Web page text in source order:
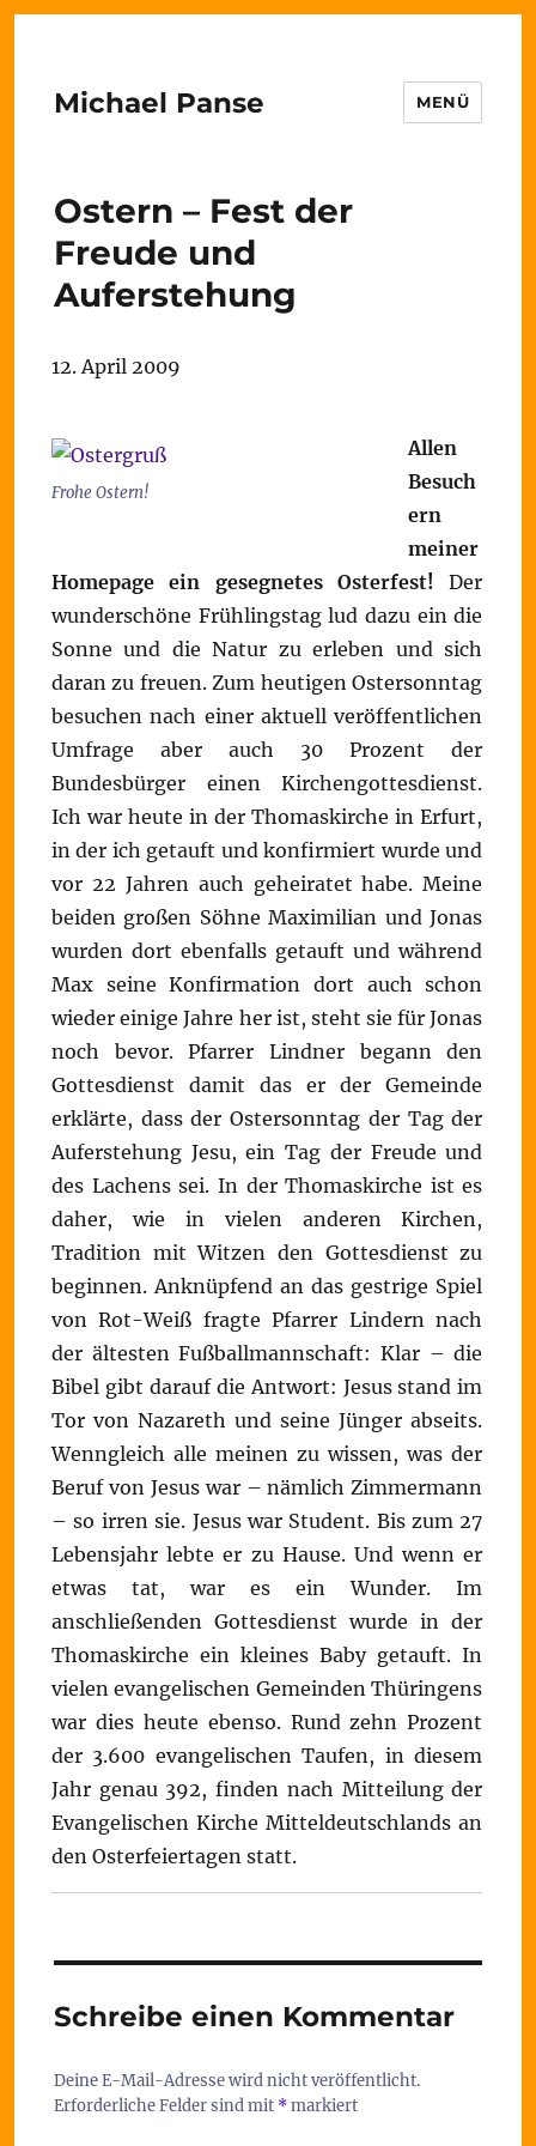
Michael Panse MENÜ
Ostern – Fest der
Freude und
Auferstehung
12. April 2009
Frohe Ostern!
Allen
Besuch
ern
meiner
Homepage ein gesegnetes Osterfest! Der
wunderschöne Frühlingstag lud dazu ein die
Sonne und die Natur zu erleben und sich
daran zu freuen. Zum heutigen Ostersonntag
besuchen nach einer aktuell veröffentlichen
Umfrage aber auch 30 Prozent der
Bundesbürger einen Kirchengottesdienst.
Ich war heute in der Thomaskirche in Erfurt,
in der ich getauft und konfirmiert wurde und
vor 22 Jahren auch geheiratet habe. Meine
beiden großen Söhne Maximilian und Jonas
wurden dort ebenfalls getauft und während
Max seine Konfirmation dort auch schon
wieder einige Jahre her ist, steht sie für Jonas
noch bevor. Pfarrer Lindner begann den
Gottesdienst damit das er der Gemeinde
erklärte, dass der Ostersonntag der Tag der
Auferstehung Jesu, ein Tag der Freude und
des Lachens sei. In der Thomaskirche ist es
daher, wie in vielen anderen Kirchen,
Tradition mit Witzen den Gottesdienst zu
beginnen. Anknüpfend an das gestrige Spiel
von Rot-Weiß fragte Pfarrer Lindern nach
der ältesten Fußballmannschaft: Klar – die
Bibel gibt darauf die Antwort: Jesus stand im
Tor von Nazareth und seine Jünger abseits.
Wenngleich alle meinen zu wissen, was der
Beruf von Jesus war – nämlich Zimmermann
– so irren sie. Jesus war Student. Bis zum 27
Lebensjahr lebte er zu Hause. Und wenn er
etwas tat, war es ein Wunder. Im
anschließenden Gottesdienst wurde in der
Thomaskirche ein kleines Baby getauft. In
vielen evangelischen Gemeinden Thüringens
war dies heute ebenso. Rund zehn Prozent
der 3.600 evangelischen Taufen, in diesem
Jahr genau 392, finden nach Mitteilung der
Evangelischen Kirche Mitteldeutschlands an
den Osterfeiertagen statt.
Schreibe einen Kommentar
Deine E-Mail-Adresse wird nicht veröffentlicht.
Erforderliche Felder sind mit *markiert